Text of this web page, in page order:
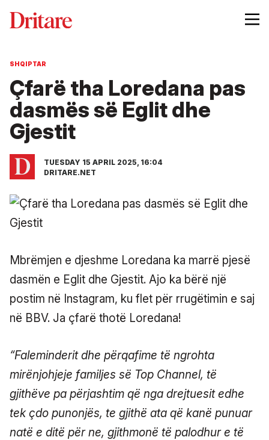
SHQIPTAR
Çfarë tha Loredana pas
dasmës së Eglit dhe
Gjestit
TUESDAY 15 APRIL 2025, 16:04
DRITARE.NET
Mbrëmjen e djeshme Loredana ka marrë pjesë
dasmën e Eglit dhe Gjestit. Ajo ka bërë një
postim në Instagram, ku flet për rrugëtimin e saj
në BBV. Ja çfarë thotë Loredana!
“Faleminderit dhe përqafime të ngrohta
mirënjohjeje familjes së Top Channel, të
gjithëve pa përjashtim që nga drejtuesit edhe
tek çdo punonjës, te gjithë ata që kanë punuar
natë e ditë për ne, gjithmonë të palodhur e të